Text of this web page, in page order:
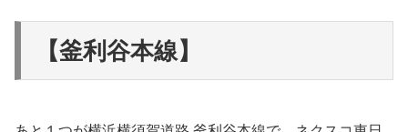
【釜利谷本線】